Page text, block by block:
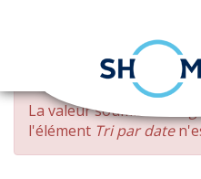
Aller
contenu
principal
MESSAGE
D'ERREUR
La valeur soumise
l'élément Tri par date